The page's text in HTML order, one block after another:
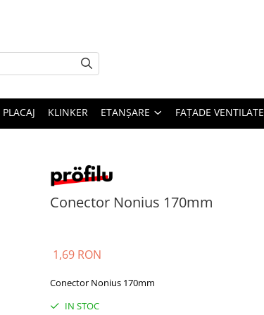
KLINKER ETANȘARE FAȚADE VENTILATE
Conector Nonius 170mm
1,69 RON
Conector Nonius 170mm
IN STOC